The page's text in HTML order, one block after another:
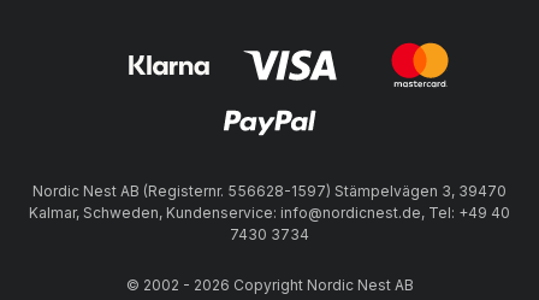
Nordic Nest AB (Registernr. 556628-1597) Stämpelvägen 3, 39470
Kalmar, Schweden, Kundenservice: info@nordicnest.de, Tel: +49 40
7430 3734
© 2002 - 2026 Copyright Nordic Nest AB